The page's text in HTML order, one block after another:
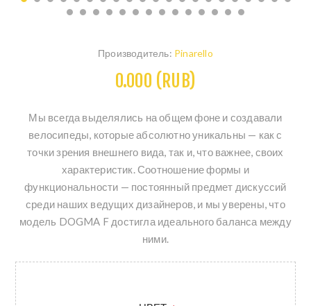
Производитель: Pinarello
0.000 (RUB)
Мы всегда выделялись на общем фоне и создавали
велосипеды, которые абсолютно уникальны — как с
точки зрения внешнего вида, так и, что важнее, своих
характеристик. Соотношение формы и
функциональности — постоянный предмет дискуссий
среди наших ведущих дизайнеров, и мы уверены, что
модель DOGMA F достигла идеального баланса между
ними.